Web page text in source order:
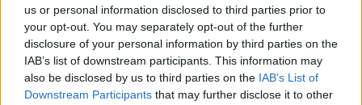
us or personal information disclosed to third parties prior to
your opt-out. You may separately opt-out of the further
disclosure of your personal information by third parties on the
IAB’s list of downstream participants. This information may
also be disclosed by us to third parties on the IAB’s List of
Downstream Participants that may further disclose it to other